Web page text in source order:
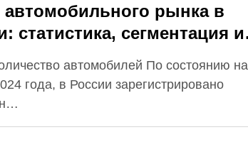
автомобильного рынка в
статистика, сегментация и
автомобилей По состоянию на
года, в России зарегистрировано